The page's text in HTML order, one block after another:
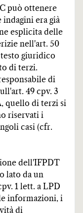
può ottenere
era già
esplicita delle
nell'art. 50
testo giuridico
di terzi.
di
49 cpv. 3
quello di terzi si
riservati i
casi (cfr.
dell'IFPDT
lato da un
1 lett. a LPD
informazioni, i
di